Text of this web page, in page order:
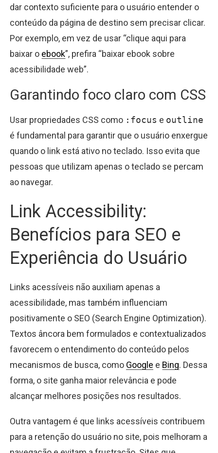
dar contexto suficiente para o usuário entender o
conteúdo da página de destino sem precisar clicar.
Por exemplo, em vez de usar “clique aqui para
baixar o ebook”, prefira “baixar ebook sobre
acessibilidade web”.
Garantindo foco claro com CSS
Usar propriedades CSS como :focus e outline
é fundamental para garantir que o usuário enxergue
quando o link está ativo no teclado. Isso evita que
pessoas que utilizam apenas o teclado se percam
ao navegar.
Link Accessibility:
Benefícios para SEO e
Experiência do Usuário
Links acessíveis não auxiliam apenas a
acessibilidade, mas também influenciam
positivamente o SEO (Search Engine Optimization).
Textos âncora bem formulados e contextualizados
favorecem o entendimento do conteúdo pelos
mecanismos de busca, como Google e Bing. Dessa
forma, o site ganha maior relevância e pode
alcançar melhores posições nos resultados.
Outra vantagem é que links acessíveis contribuem
para a retenção do usuário no site, pois melhoram a